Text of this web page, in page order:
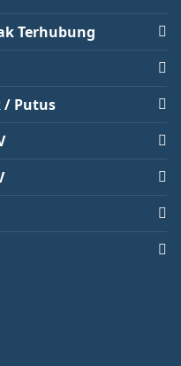
Terhubung
/ Putus